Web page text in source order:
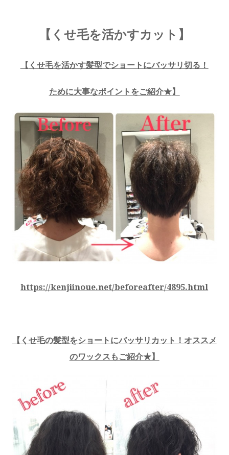
【くせ毛を活かすカット】
【 くせ毛を活かす髪型でショートにバッサリ切る！
ために大事なポイントをご紹介★】
https://kenjiinoue.net/beforeafter/4895.html
【 くせ毛の髪型をショートにバッサリカット！オススメ
のワックスもご紹介★】